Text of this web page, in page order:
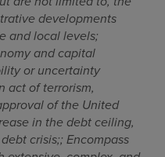
developments
and local levels;
and capital
or uncertainty
act of terrorism,
ofthe United
in the debt ceiling,
crisis;; Encompass